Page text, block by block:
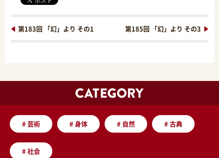
第183回 「幻」より その1 第185回 「幻」より その3
#芸術 #身体 # 自然 #古典
#社会